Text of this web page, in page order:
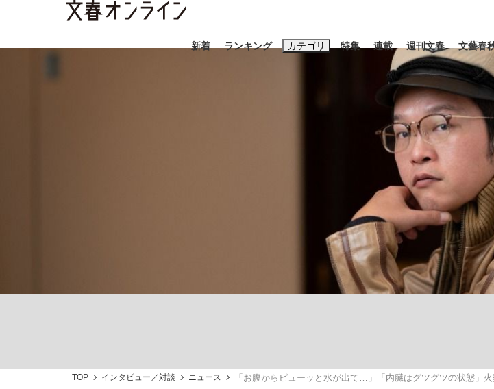
新着 ランキング カテゴリ
エンタメ ライフ
「90%は失敗する。でも…」本田圭佑が初めて明かした日本代表監督に...
特集 連載 週刊文春 文藝春
キーワ
おすすめのキーワードタグ一覧
#後藤真希 #森
TOP インタビュー／対談 ニュース 「お腹からピューッと水が出て…」「内臓はグツグツの状態」